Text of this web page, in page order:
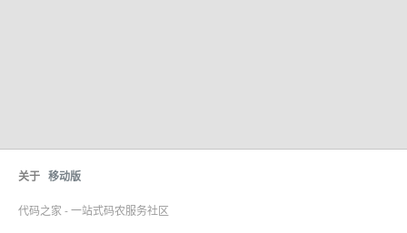
关于 移动版
代码之家 - 一站式码农服务社区